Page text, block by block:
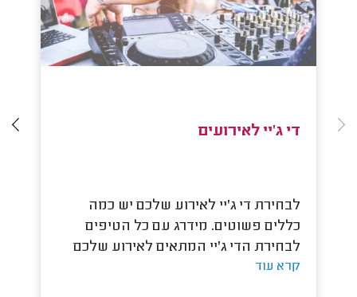
די ג'יי לאירועים
לבחירת די ג'יי לאירוע שלכם יש כמה
כללים פשוטים. מידרג עם כל הטיפים
לבחירת הדי ג'יי המתאים לאירוע שלכם
קרא עוד